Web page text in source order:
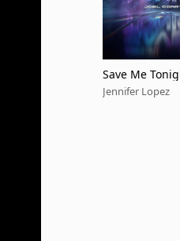
Save Me
Remix)
Jennifer Lopez